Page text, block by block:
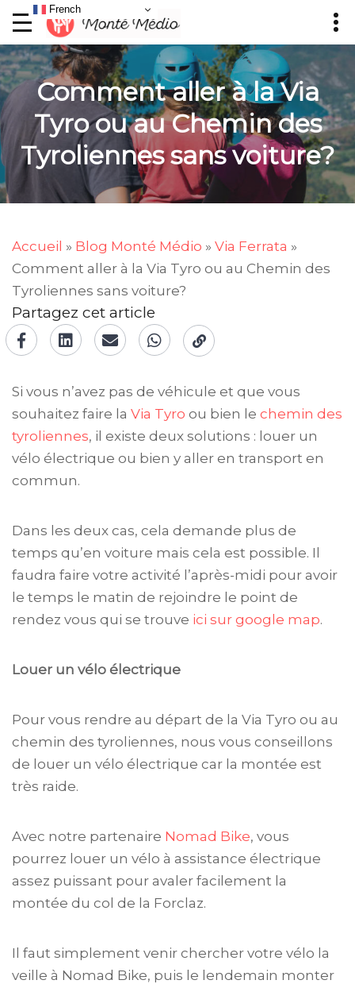
Comment aller à la Via
Tyro ou au Chemin des
Tyroliennes sans voiture?
Accueil » Blog Monté Médio » Via Ferrata »
Comment aller à la Via Tyro ou au Chemin des
Tyroliennes sans voiture?
Partagez cet article
Si vous n’avez pas de véhicule et que vous
souhaitez faire la Via Tyro ou bien le chemin des
tyroliennes, il existe deux solutions : louer un
vélo électrique ou bien y aller en transport en
commun.
Dans les deux cas, cela demande plus de
temps qu’en voiture mais cela est possible. Il
faudra faire votre activité l’après-midi pour avoir
le temps le matin de rejoindre le point de
rendez vous qui se trouve ici sur google map.
Louer un vélo électrique
Pour vous rendre au départ de la Via Tyro ou au
chemin des tyroliennes, nous vous conseillons
de louer un vélo électrique car la montée est
très raide.
Avec notre partenaire Nomad Bike, vous
pourrez louer un vélo à assistance électrique
assez puissant pour avaler facilement la
montée du col de la Forclaz.
Il faut simplement venir chercher votre vélo la
veille à Nomad Bike, puis le lendemain monter
French